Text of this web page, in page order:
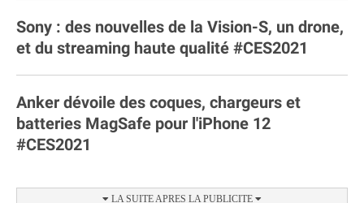
Sony : des nouvelles de la Vision-S, un drone,
et du streaming haute qualité #CES2021
Anker dévoile des coques, chargeurs et
batteries MagSafe pour l'iPhone 12
#CES2021